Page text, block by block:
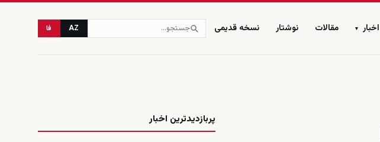
اخبار ▾ مقالات نوشتار نسخه قدیمی AZ فا
پربازدیدترین اخبار